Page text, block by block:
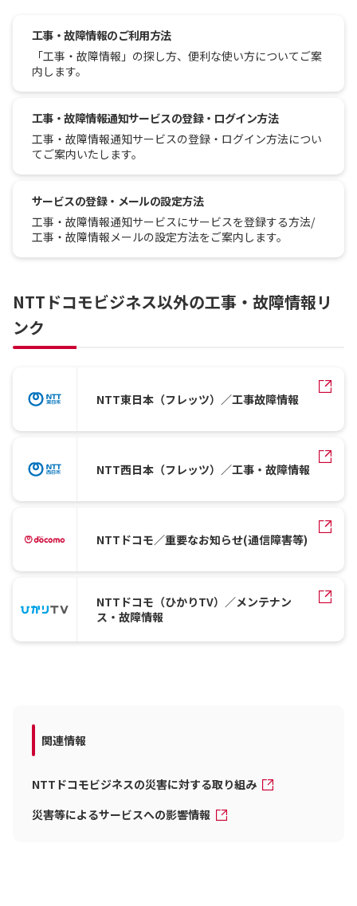
工事・故障情報のご利用方法
「工事・故障情報」の探し方、便利な使い方についてご案
内します。
工事・故障情報通知サービスの登録・ログイン方法
工事・故障情報通知サービスの登録・ログイン方法につい
てご案内いたします。
サービスの登録・メールの設定方法
工事・故障情報通知サービスにサービスを登録する方法/
工事・故障情報メールの設定方法をご案内します。
NTTドコモビジネス以外の工事・故障情報リ
ンク
NTT東日本（フレッツ）／工事故障情報
NTT西日本（フレッツ）／工事・故障情報
NTTドコモ／重要なお知らせ(通信障害等)
NTTドコモ（ひかりTV）／メンテナン
ス・故障情報
関連情報
NTTドコモビジネスの災害に対する取り組み
災害等によるサービスへの影響情報